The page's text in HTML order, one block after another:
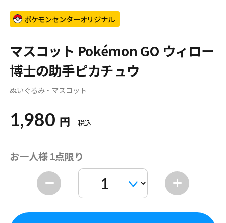
ポケモンセンターオリジナル
マスコット Pokémon GO ウィロー
博士の助手ピカチュウ
ぬいぐるみ・マスコット
1,980 円 税込
お一人様 1点限り